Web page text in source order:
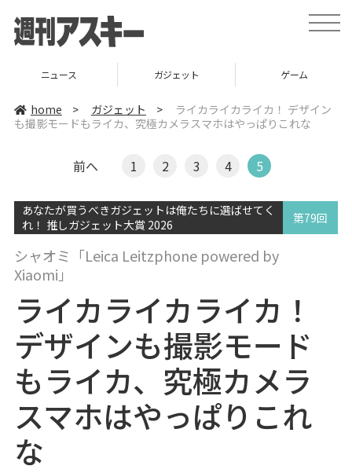
t
o
v
ニュース ガジェット ゲーム
home > ガジェット >
ライカライカライカ！ デザイン
も撮影モードもライカ、究極カメラスマホはやっぱりこれな
前へ 1 2 3 4 5
あなたが買うべきガジェットは俺たちに選ばせてく
れ！ 推しガジェット大賞 2026
第79回
シャオミ「Leica Leitzphone powered by
Xiaomi」
ライカライカライカ！
デザインも撮影モード
もライカ、究極カメラ
スマホはやっぱりこれ
な